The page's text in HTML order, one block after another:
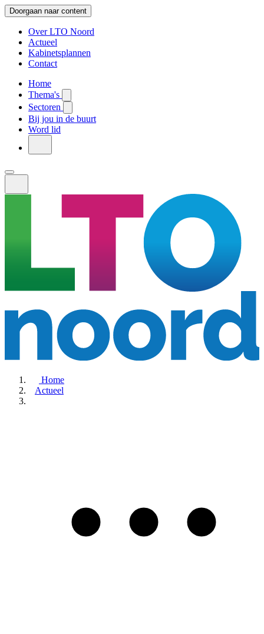
Doorgaan naar content
Over LTO Noord
Actueel
Kabinetsplannen
Contact
Home
Thema's
Sectoren
Bij jou in de buurt
Word lid
Home
Actueel